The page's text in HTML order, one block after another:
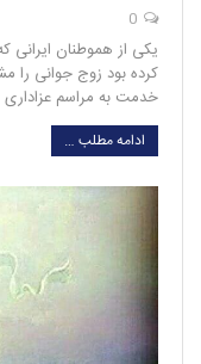
یکی از هموطنان ایرانی
کرده بود زوج جوانی را
خدمت به مراسم عزاداری
ادامه مطلب …